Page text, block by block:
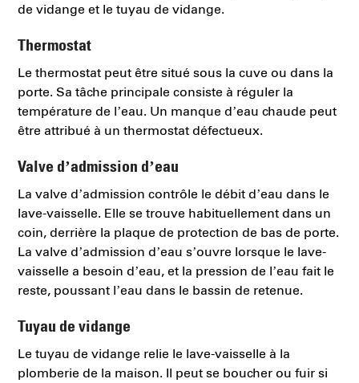
de vidange et le tuyau de vidange.
Thermostat
Le thermostat peut être situé sous la cuve ou dans la
porte. Sa tâche principale consiste à réguler la
température de l’eau. Un manque d’eau chaude peut
être attribué à un thermostat défectueux.
Valve d’admission d’eau
La valve d’admission contrôle le débit d’eau dans le
lave-vaisselle. Elle se trouve habituellement dans un
coin, derrière la plaque de protection de bas de porte.
La valve d’admission d’eau s’ouvre lorsque le lave-
vaisselle a besoin d’eau, et la pression de l’eau fait le
reste, poussant l’eau dans le bassin de retenue.
Tuyau de vidange
Le tuyau de vidange relie le lave-vaisselle à la
plomberie de la maison. Il peut se boucher ou fuir si